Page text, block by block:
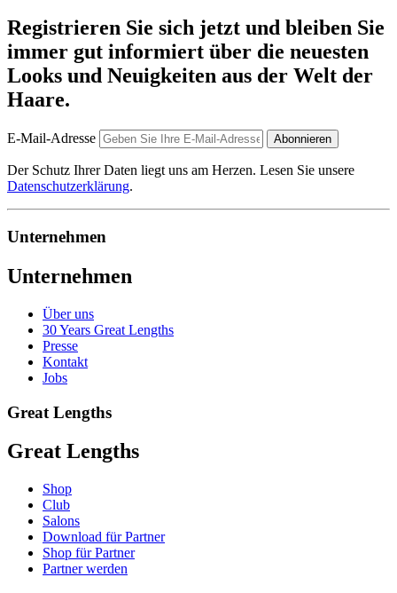
Registrieren Sie sich jetzt und bleiben Sie
immer gut informiert über die neuesten
Looks und Neuigkeiten aus der Welt der
Haare.
E-Mail-Adresse Abonnieren
Der Schutz Ihrer Daten liegt uns am Herzen. Lesen Sie unsere
Datenschutzerklärung.
Unternehmen
Unternehmen
Über uns
30 Years Great Lengths
Presse
Kontakt
Jobs
Great Lengths
Great Lengths
Shop
Club
Salons
Download für Partner
Shop für Partner
Partner werden